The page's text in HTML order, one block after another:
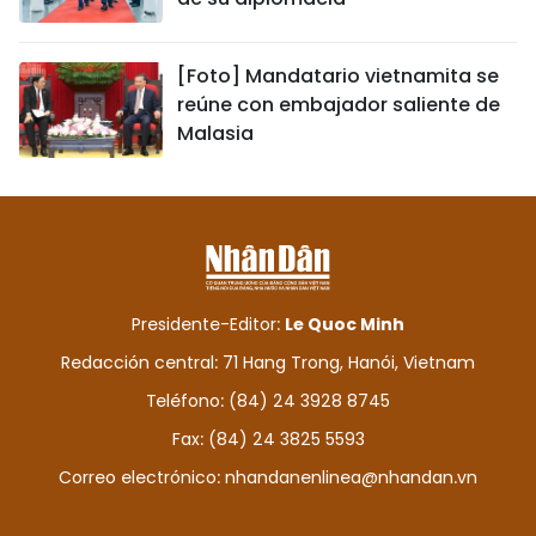
[Foto] Mandatario vietnamita se
reúne con embajador saliente de
Malasia
Presidente-Editor: Le Quoc Minh
Redacción central: 71 Hang Trong, Hanói, Vietnam
Teléfono: (84) 24 3928 8745
Fax: (84) 24 3825 5593
Correo electrónico: nhandanenlinea@nhandan.vn